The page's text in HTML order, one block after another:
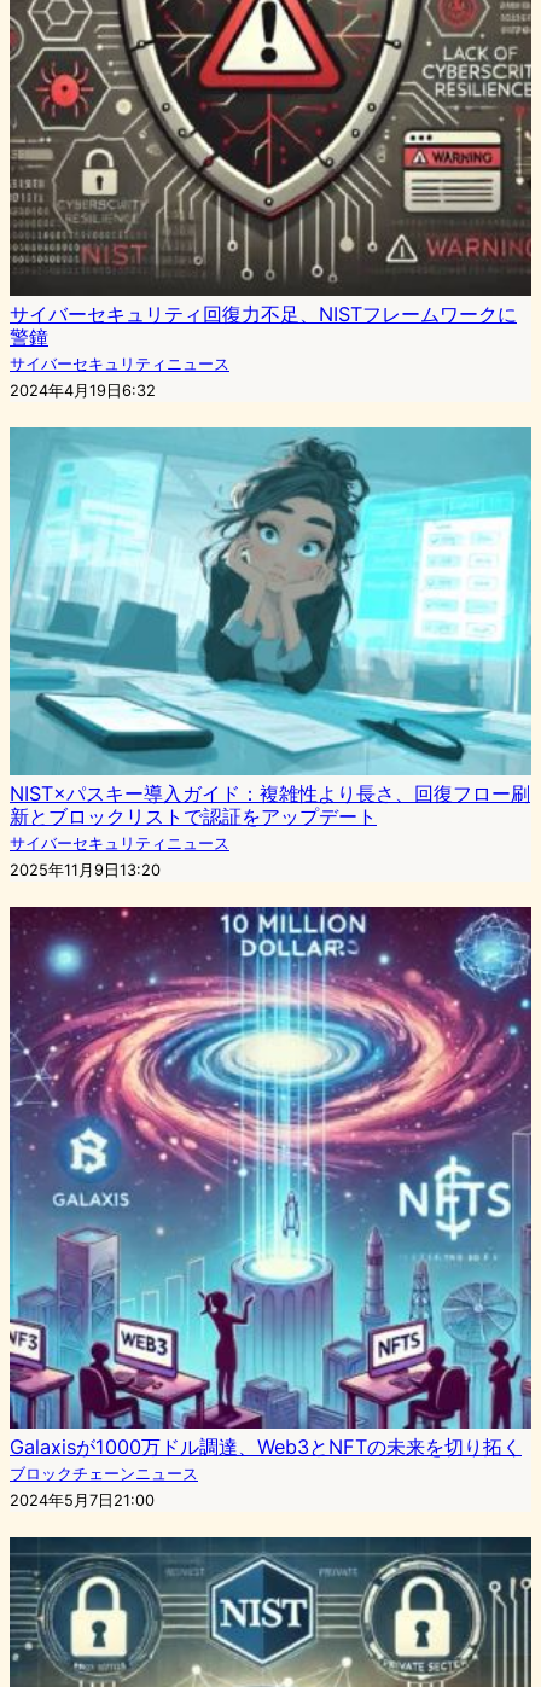
サイバーセキュリティ回復力不足、NISTフレームワークに
警鐘
サイバーセキュリティニュース
2024年4月19日6:32
NIST×パスキー導入ガイド：複雑性より長さ、回復フロー刷
新とブロックリストで認証をアップデート
サイバーセキュリティニュース
2025年11月9日13:20
Galaxisが1000万ドル調達、Web3とNFTの未来を切り拓く
ブロックチェーンニュース
2024年5月7日21:00